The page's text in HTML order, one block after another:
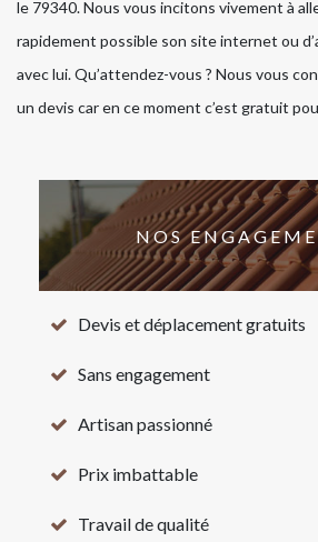
le 79340. Nous vous incitons vivement à
rapidement possible son site internet ou
avec lui. Qu’attendez-vous ? Nous vous
un devis car en ce moment c’est gratuit
NOS
Devis et déplacement gratuits
Sans engagement
Artisan passionné
Prix imbattable
Travail de qualité